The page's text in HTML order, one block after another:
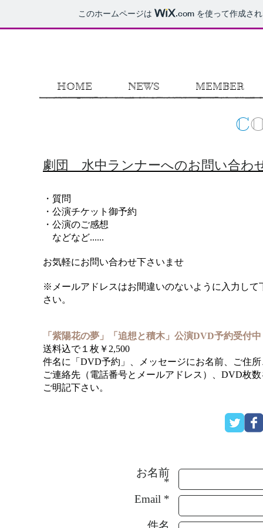
このホームページは .com を使って作成さ
HOME NEWS MEMBER
C
劇団 水中ランナーへのお問い合わ
・質問
・公演チケット御予約
・公演のご感想
などなど......
お気軽にお問い合わせ下さいませ
※メールアドレスはお間違いのないように入力して
さい。
「紫陽花の夢」「追想と積木」公演DVD予約受付
送料込で１枚￥2,500
件名に「DVD予約」、メッセージにお名前、ご住所
ご連絡先（電話番号とメールアドレス）、DVD枚数
ご明記下さい。
お名前
*
Email *
件名